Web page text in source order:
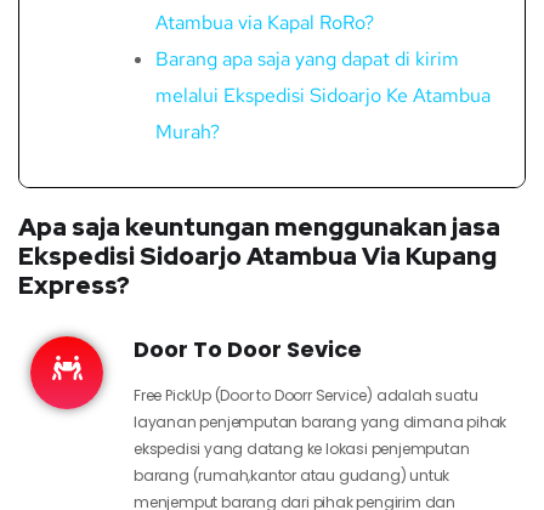
Atambua via Kapal RoRo?
Barang apa saja yang dapat di kirim
melalui Ekspedisi Sidoarjo Ke Atambua
Murah?
Apa saja keuntungan menggunakan jasa
Ekspedisi Sidoarjo Atambua Via Kupang
Express?
Door To Door Sevice
Free PickUp (Door to Doorr Service) adalah suatu
layanan penjemputan barang yang dimana pihak
ekspedisi yang datang ke lokasi penjemputan
barang (rumah,kantor atau gudang) untuk
menjemput barang dari pihak pengirim dan